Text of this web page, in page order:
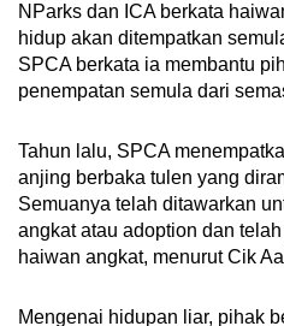
NParks dan ICA berkata
hidup akan ditempatkan
SPCA berkata ia membantu
penempatan semula dari
Tahun lalu, SPCA
anjing berbaka tulen yang
Semuanya telah ditawarkan
angkat atau adoption dan
haiwan angkat, menurut Cik
Mengenai hidupan liar, pihak